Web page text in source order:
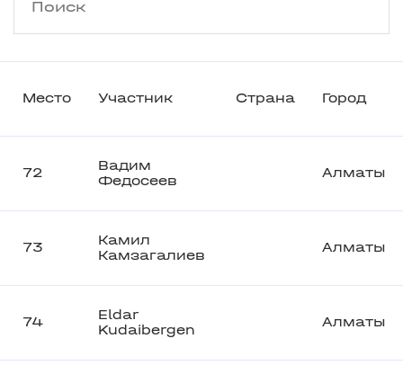
Место Участник Страна Город
72
Вадим
Федосеев
Алматы
73
Камил
Камзагалиев
Алматы
74
Eldar
Kudaibergen
Алматы